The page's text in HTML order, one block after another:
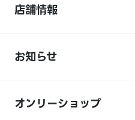
店舗情報
お知らせ
オンリーショップ